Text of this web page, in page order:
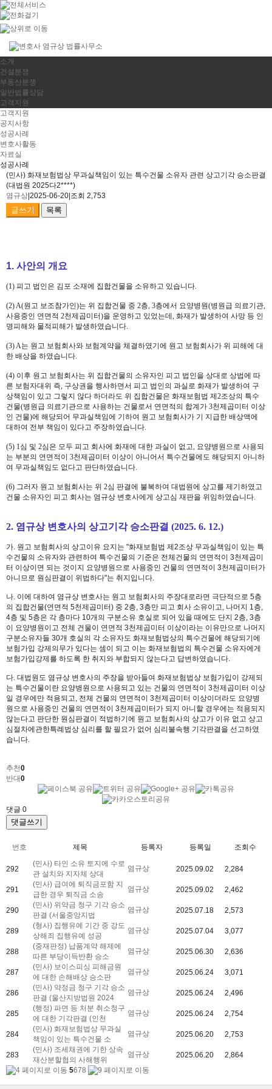
소개
건설분쟁
부동산분쟁
일반법률상담
고객지원
고객지원
공지사항
성공사례
변호사활동
자료실
성공사례
(민사) 화재보험법상 무과실책임이 있는 특수건물 소유자 관련 상고기각 승소판결
(대법원 2025다2****)
염규상 2025-06-20 조회 2,753
글쓰기 목록
1. 사안의 개요
(1) 피고 법인은 김포 소재에 집합건물을 소유하고 있습니다.
(2) A(원고 보조참가인)는 위 집합건물 중 2층, 3층에서 요양병원(병원급 의료기관,
사용중인 연면적 2천제곱미터)을 운영하고 있었는데, 화재가 발생하여 사망 등 인
명피해와 물적피해가 발생하였습니다.
(3) A는 원고 보험회사와 보험계약을 체결하였기에 원고 보험회사가 위 피해에 대
한 배상을 하였습니다.
(4) 이후 원고 보험회사는 위 집합건물의 소유자인 피고 법인을 상대로 상법에 따
른 보험자대위 즉, 구상권을 행사하면서 피고 법인의 과실로 화재가 발생하여 구
상책임이 있고 그렇지 않다 하더라도 위 집합건물은 화재보험법 제2조상의 특수
건물(병원급 의료기관으로 사용하는 건물로서 연면적의 합계가 3천제곱미터 이상
인 건물)에 해당되어 무과실책임에 기하여 원고 보험회사가 기 지급한 배상액에
대하여 전부 책임이 있다고 주장하였습니다.
(5) 1심 및 2심은 모두 피고 회사에 화재에 대한 과실이 없고, 요양병원으로 사용되
는 부분의 연면적이 3천제곱미터 이상이 아니어서 특수건물에도 해당되지 아니하
여 무과실책임도 없다고 판단하였습니다.
(6) 그러자 원고 보험회사는 위 2심 판결에 불복하여 대법원에 상고를 제기하였고
건물 소유자인 피고 회사는 염규상 변호사에게 상고심 재판을 위임하였습니다.
2. 염규상 변호사의 상고기각 승소판결 (2025. 6. 12.)
가. 원고 보험회사의 상고이유 요지는 "화재보험법 제2조상 무과실책임이 있는 특
수건물의 소유자와 관련하여 특수건물의 기준은 전체건물의 연면적이 3천제곱미
터 이상이면 되는 것이지 요양병원으로 사용중인 건물의 연면적이 3천제곱미터가
아니므로 원심판결이 위법하다"는 취지입니다.
나. 이에 대하여 염규상 변호사는 원고 보험회사의 주장대로라면 극단적으로 5층
의 집합건물(연면적 5천제곱미터) 중 2층, 3층만 피고 회사 소유이고, 나머지 1층,
4층 및 5층은 각 층마다 10개의 구분소유 호실로 되어 있을 때에도 단지 2층, 3층
이 요양병원이고 전체 건물이 연면적 3천제곱미터 이상이라는 이유만으로 나머지
구분소유자들 30개 호실의 각 소유자도 화재보험법상의 특수건물에 해당되기에
보험가입 강제의무가 있다는 셈이 되고 이는 화재보험법의 특수건물 소유자에게
보험가입강제를 하도록 한 취지와 부합되지 않는다고 답변하였습니다.
다. 대법원도 염규상 변호사의 주장을 받아들여 화재보험법상 보험가입이 강제되
는 특수건물이란 요양병원으로 사용되고 있는 건물의 연면적이 3천제곱미터 이상
일 경우에만 적용되고, 전체 건물의 연면적이 3천제곱미터 이상이더라도 요양병
원으로 사용중인 건물의 연면적이 3천제곱미터가 되지 아니할 경우에는 적용되지
않는다고 판단한 원심판결이 적법하기에 원고 보험회사의 상고가 이유 없고 상고
심절차에관한특례법상 심리를 할 필요가 없어 심리불속행 기각판결을 선고하였
습니다.
추천0
반대0
댓글 0
댓글쓰기
번호 제목 등록자 등록일 조회수
292
(민사) 타인 소유 토지에 수로
관 설치와 지자체 상대
염규상 2025.09.02 2,284
291
(민사) 급여에 퇴직금포함 지
급한 경우 퇴직금 소송
염규상 2025.09.02 2,462
290
(민사) 위약금 청구 기각 승소
판결 (서울중앙지법
염규상 2025.07.18 2,573
289
(형사) 집행유예 기간 중 강도
상해죄 집행유예 성공
염규상 2025.07.04 3,077
288
(중재판정) 납품계약 해제에
따른 부당이득반환 승소
염규상 2025.06.30 2,636
287
(민사) 보이스피싱 피해금원
에 대한 손해배상 승소판
염규상 2025.06.24 3,071
286
(민사) 약정금 청구 기각 승소
판결 (울산지방법원 2024
염규상 2025.06.24 2,496
285
(행정) 파면 등 처분 취소청구
에 대한 기각판결 (인천
염규상 2025.06.24 2,754
284
(민사) 화재보험법상 무과실
책임이 있는 특수건물 소
염규상 2025.06.20 2,753
283
(민사) 조세채권에 기한 상속
재산분할협의 사해행위
염규상 2025.06.20
2,864
5678